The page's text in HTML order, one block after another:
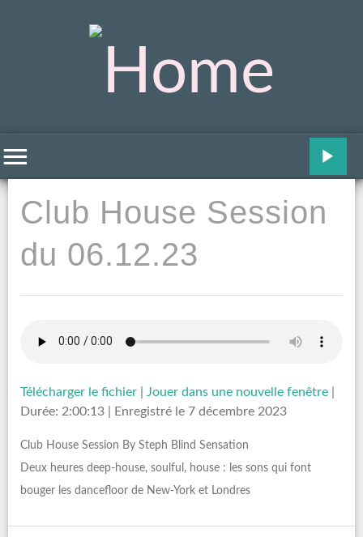
Club House Session
du 06.12.23
Télécharger le fichier Jouer dans une nouvelle fenêtre
Durée: 2:00:13
Enregistré le 7 décembre 2023
Club House Session By Steph Blind Sensation
Deux heures deep-house, soulful, house : les sons qui font
bouger les dancefloor de New-York et Londres